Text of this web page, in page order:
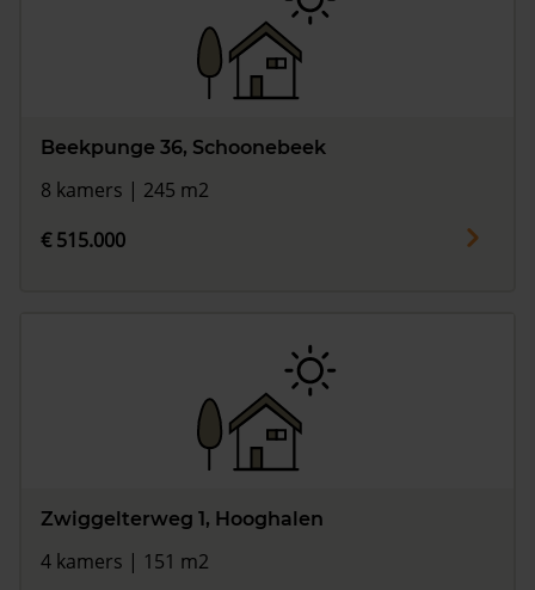
Beekpunge 36, Schoonebeek
8 kamers | 245 m2
€ 515.000
Zwiggelterweg 1, Hooghalen
4 kamers | 151 m2